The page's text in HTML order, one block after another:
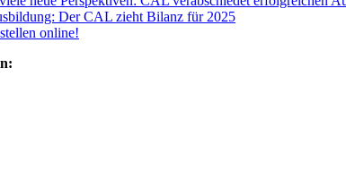
Der CAL zieht Bilanz für 2025
online!